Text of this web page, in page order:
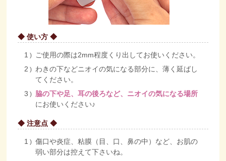
◆ 使い方 ◆
ご使用の際は2mm程度くり出してお使いください。
わきの下などニオイの気になる部分に、薄く延ばし
てください。
脇の下や足、耳の後ろなど、ニオイの気になる場所
にお使いください♪
◆ 注意点 ◆
傷口や炎症、粘膜（目、口、鼻の中）など、お肌の
弱い部分は控えて下さいね。